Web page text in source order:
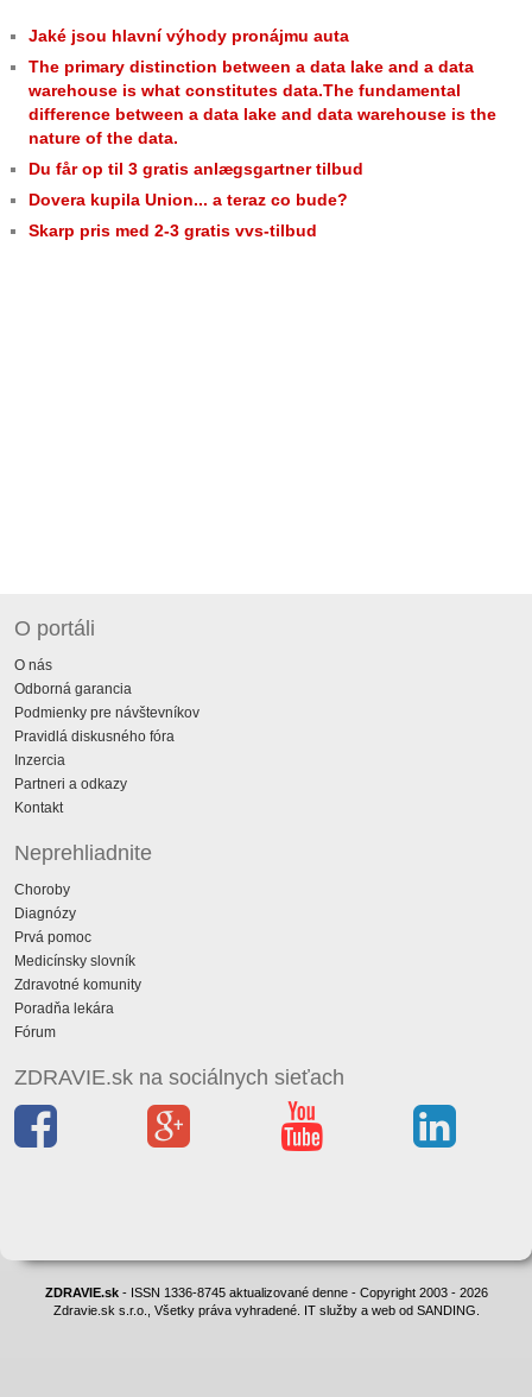
Jaké jsou hlavní výhody pronájmu auta
The primary distinction between a data lake and a data
warehouse is what constitutes data.The fundamental
difference between a data lake and data warehouse is the
nature of the data.
Du får op til 3 gratis anlægsgartner tilbud
Dovera kupila Union... a teraz co bude?
Skarp pris med 2-3 gratis vvs-tilbud
O portáli
O nás
Odborná garancia
Podmienky pre návštevníkov
Pravidlá diskusného fóra
Inzercia
Partneri a odkazy
Kontakt
Neprehliadnite
Choroby
Diagnózy
Prvá pomoc
Medicínsky slovník
Zdravotné komunity
Poradňa lekára
Fórum
ZDRAVIE.sk na sociálnych sieťach
ZDRAVIE.sk- ISSN 1336-8745 aktualizované denne - Copyright 2003 - 2026
Zdravie.sk s.r.o., Všetky práva vyhradené. IT služby a web od SANDING.